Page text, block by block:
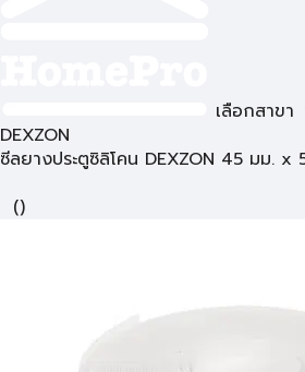
เลือกสาขา
DEXZON
ซีลยางประตูซิลิโคน DEXZON 45 มม. x
()